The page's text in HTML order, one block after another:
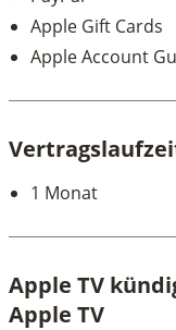
Apple Gift Cards
Apple Account
1 Monat
Apple TV
Apple TV